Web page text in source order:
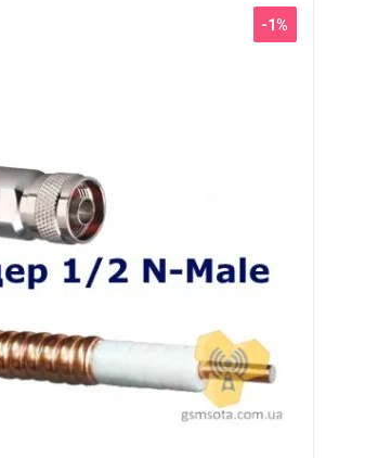
-1%